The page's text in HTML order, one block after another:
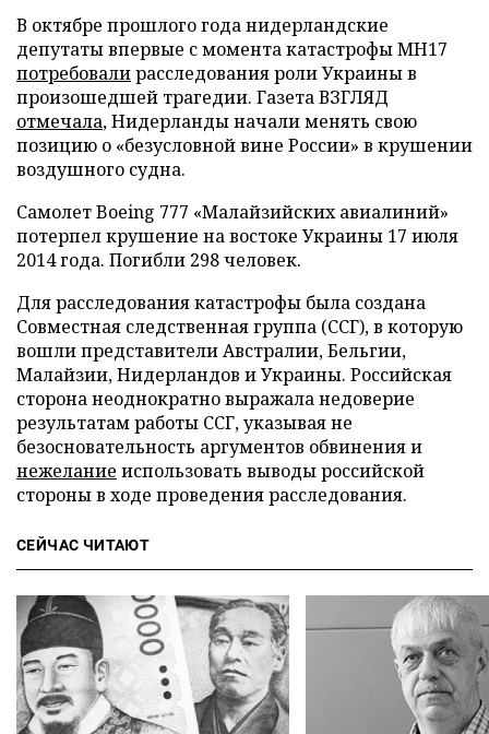
В октябре прошлого года нидерландские
депутаты впервые с момента катастрофы МН17
потребовалирасследования роли Украины в
произошедшей трагедии. Газета ВЗГЛЯД
отмечала, Нидерланды начали менять свою
позицию о «безусловной вине России» в крушении
воздушного судна.
Самолет Boeing 777 «Малайзийских авиалиний»
потерпел крушение на востоке Украины 17 июля
2014 года. Погибли 298 человек.
Для расследования катастрофы была создана
Совместная следственная группа (ССГ), в которую
вошли представители Австралии, Бельгии,
Малайзии, Нидерландов и Украины. Российская
сторона неоднократно выражала недоверие
результатам работы ССГ, указывая не
безосновательность аргументов обвинения и
нежелание использовать выводы российской
стороны в ходе проведения расследования.
СЕЙЧАС ЧИТАЮТ